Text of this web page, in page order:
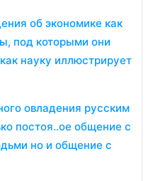
об экономике как
под которыми они
науку иллюстрирует
овладения русским
постоя..ое общение с
но и общение с